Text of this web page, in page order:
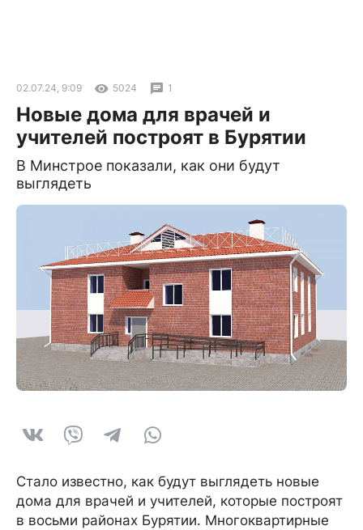
02.07.24, 9:09 5024 1
Новые дома для врачей и
учителей построят в Бурятии
В Минстрое показали, как они будут
выглядеть
Стало известно, как будут выглядеть новые
дома для врачей и учителей, которые построят
в восьми районах Бурятии. Многоквартирные